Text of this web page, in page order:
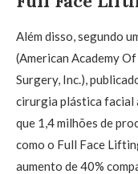
Além disso, segundo
(American Academy
Surgery, Inc.),
cirurgia plástica facial
que 1,4 milhões de
como o Full Face
aumento de 40%